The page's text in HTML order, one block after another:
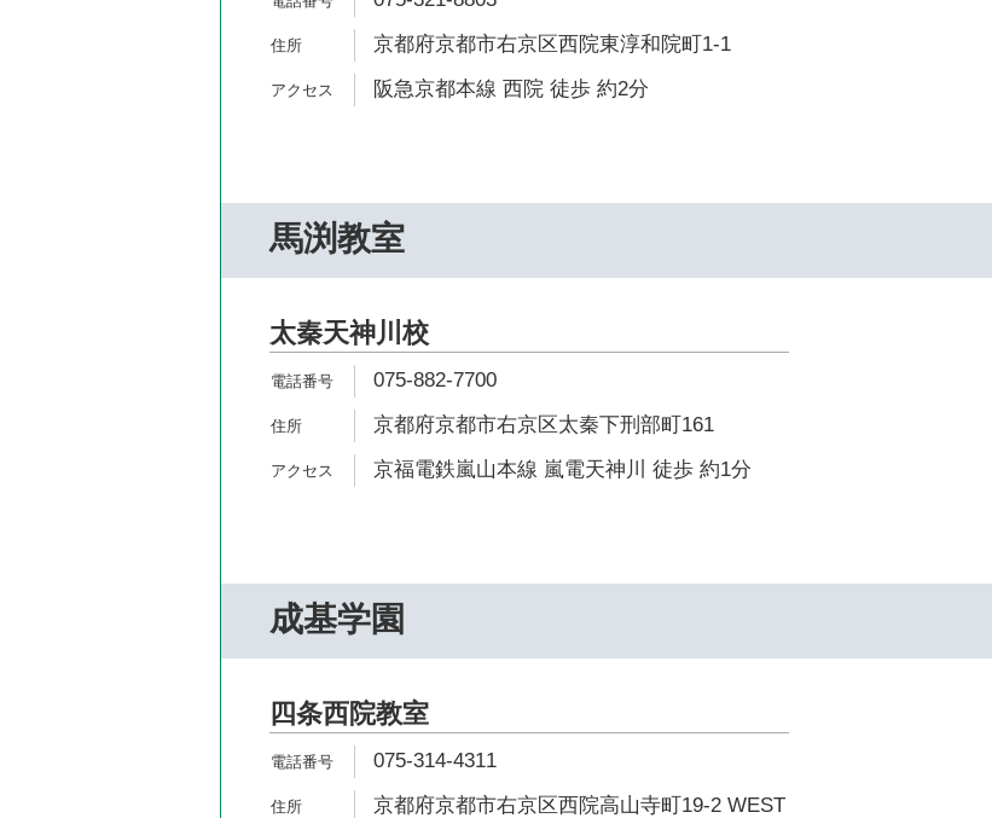
京都府京都市右京区西院東淳和院町1-1
阪急京都本線 西院 徒歩 約2分
馬渕教室
太秦天神川校
075-882-7700
京都府京都市右京区太秦下刑部町161
京福電鉄嵐山本線 嵐電天神川 徒歩 約1分
成基学園
四条西院教室
075-314-4311
京都府京都市右京区西院高山寺町19-2 WEST